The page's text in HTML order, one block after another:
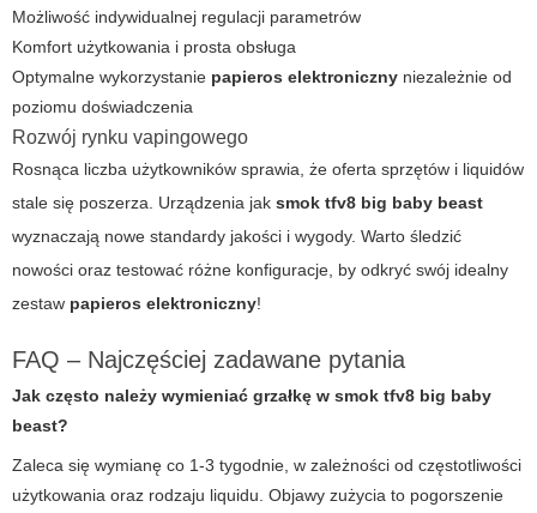
Możliwość indywidualnej regulacji parametrów
Komfort użytkowania i prosta obsługa
Optymalne wykorzystanie papieros elektroniczny niezależnie od
poziomu doświadczenia
Rozwój rynku vapingowego
Rosnąca liczba użytkowników sprawia, że oferta sprzętów i liquidów
stale się poszerza. Urządzenia jak smok tfv8 big baby beast
wyznaczają nowe standardy jakości i wygody. Warto śledzić
nowości oraz testować różne konfiguracje, by odkryć swój idealny
zestaw papieros elektroniczny!
FAQ – Najczęściej zadawane pytania
Jak często należy wymieniać grzałkę w smok tfv8 big baby
beast?
Zaleca się wymianę co 1-3 tygodnie, w zależności od częstotliwości
użytkowania oraz rodzaju liquidu. Objawy zużycia to pogorszenie